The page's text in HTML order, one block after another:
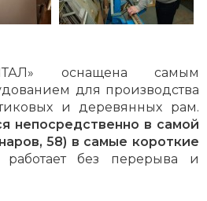
оснащена самым
для производства
и деревянных рам.
непосредственно в самой
58) в самые короткие
работает без перерыва и